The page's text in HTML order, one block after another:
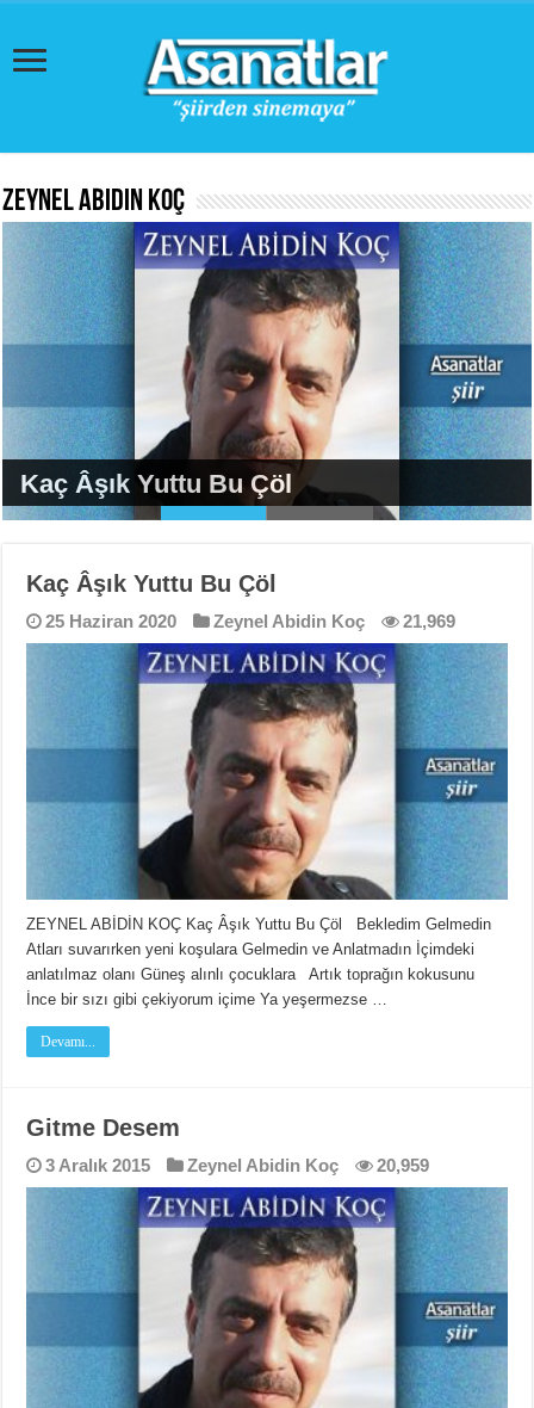
Zeynel Abidin Koç
Kaç Âşık Yuttu Bu Çöl
Gitme Desem
Kaç Âşık Yuttu Bu Çöl
25 Haziran 2020 Zeynel Abidin Koç 21,969
ZEYNEL ABİDİN KOÇ Kaç Âşık Yuttu Bu Çöl Bekledim Gelmedin
Atları suvarırken yeni koşulara Gelmedin ve Anlatmadın İçimdeki
anlatılmaz olanı Güneş alınlı çocuklara Artık toprağın kokusunu
İnce bir sızı gibi çekiyorum içime Ya yeşermezse …
Devamı...
Gitme Desem
3 Aralık 2015 Zeynel Abidin Koç 20,959